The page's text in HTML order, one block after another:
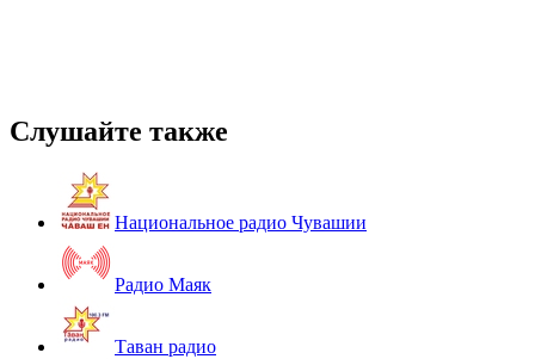
Слушайте также
Национальное радио Чувашии
Радио Маяк
Таван радио